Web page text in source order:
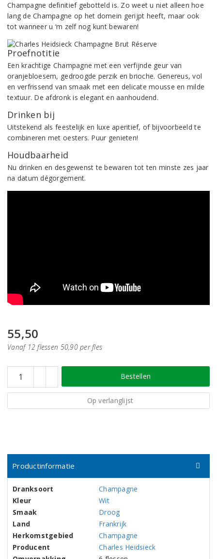
Champagne definitief gebotteld is. Zo weet u niet alleen hoe
lang de Champagne op het domein gerijpt heeft, maar ook
tot wanneer u ‘m zelf nog kunt bewaren!
Proefnotitie
Een krachtige Champagne met een verfijnde geur van
oranjebloesem, gedroogde perzik en brioche. Genereus, vol
en verfrissend van smaak met een delicate mousse en milde
textuur. De afdronk is elegant en aanhoudend.
Drinken bij
Uitstekend als feestelijk en luxe aperitief, of bijvoorbeeld te
combineren met oesters. Puur genieten!
Houdbaarheid
Nu drinken en desgewenst te bewaren tot ten minste zes jaar
na datum dégorgement.
55,50
Vanaf 12 flessen 50,90 per fles
Bestellen
Op verlanglijst
Productinformatie
Dranksoort
Champagne
Kleur
Wit
Smaak
Droog
Land
Frankrijk
Herkomstgebied
Champagne
Producent
Charles Heidsieck